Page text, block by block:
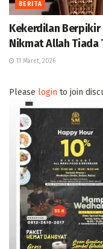
BERITA
Kekerdilan
Nikmat Allah Tiada
11 Maret, 2026
Please login to join